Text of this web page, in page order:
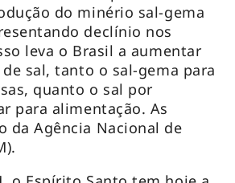
do minério sal-gema
declínio nos
leva o Brasil a aumentar
sal, tanto o sal-gema para
quanto o sal por
para alimentação. As
da Agência Nacional de